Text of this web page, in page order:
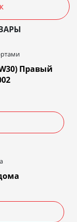
Правый